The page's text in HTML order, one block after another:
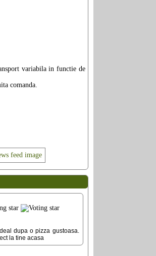
variabila in functie de
comanda.
dupa o pizza gustoasa.
la tine acasa